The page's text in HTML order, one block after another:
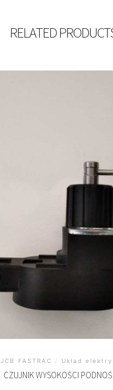
RELATED
JCB FASTRAC / Układ
CZUJNIK WYSOKOŚCI